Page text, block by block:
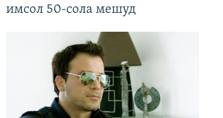
имсол 50-сола мешуд